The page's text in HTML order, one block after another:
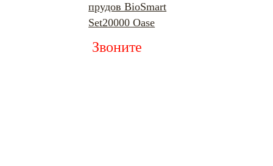
прудов BioSmart
Set20000 Oase
Звоните